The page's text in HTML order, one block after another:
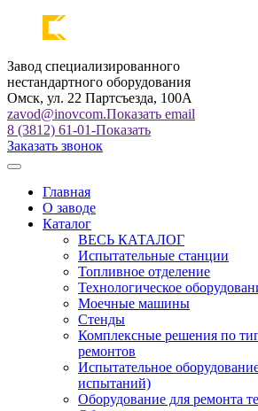
Завод специализированного
нестандартного оборудования
Омск, ул. 22 Партсъезда, 100А
zavod@inovcom.Показать email
8 (3812) 61-01-Показать
Заказать звонок
Главная
О заводе
Каталог
ВЕСЬ КАТАЛОГ
Испытательные станции
Топливное отделение
Технологическое
Моечные машины
Стенды
Комплексные решения по
ремонтов
Испытательное
испытаний)
Оборудование для ремонта